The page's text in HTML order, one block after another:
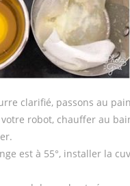
clarifié, passons au
robot, chauffer au
est à 55°, installer la